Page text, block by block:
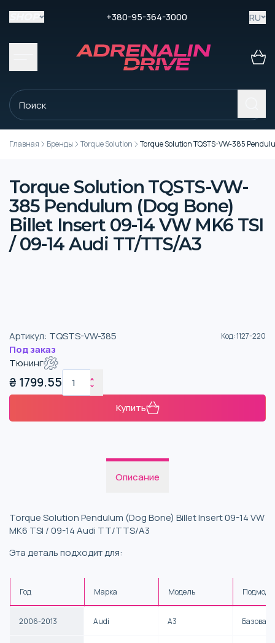
+380-95-364-3000 RU
Главная Бренды Torque Solution Torque Solution TQSTS-VW-385
Torque Solution TQSTS-VW-
385 Pendulum (Dog Bone)
Billet Insert 09-14 VW MK6 TSI
/ 09-14 Audi TT/TTS/A3
Артикул: TQSTS-VW-385 Код:1127-220
Под заказ
Тюнинг
₴ 1799.55
Купить
Описание
Torque Solution Pendulum (Dog Bone) Billet Insert 09-14 VW
MK6 TSI / 09-14 Audi TT/TTS/A3
Эта деталь подходит для:
Год Марка Модель
2006-2013 Audi A3 Базовая